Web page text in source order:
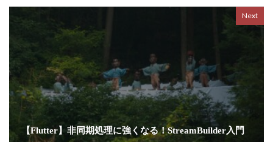
Next
【Flutter】非同期処理に強くなる！StreamBuilder入門